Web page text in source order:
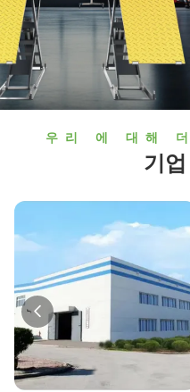
우리 에 대해
기업